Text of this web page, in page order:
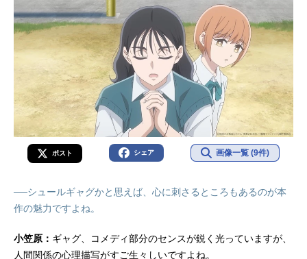
ポスト シェア 画像一覧 (9件)
──シュールギャグかと思えば、心に刺さるところもあるのが本
作の魅力ですよね。
小笠原： ギャグ、コメディ部分のセンスが鋭く光っていますが、
人間関係の心理描写がすご生々しいですよね。